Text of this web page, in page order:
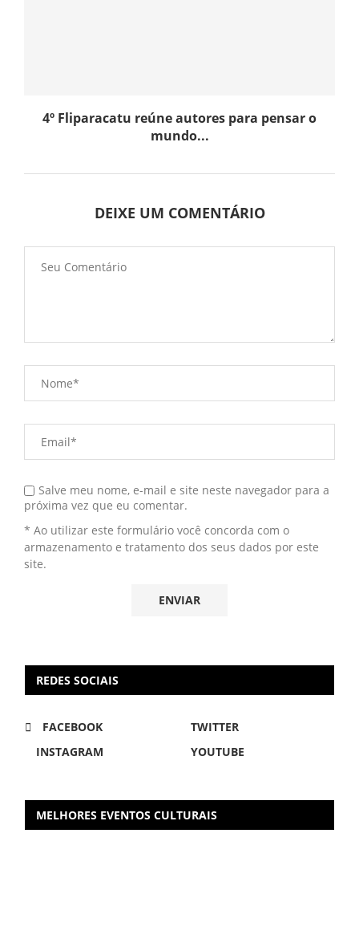
4º Fliparacatu reúne autores para pensar o
mundo...
DEIXE UM COMENTÁRIO
Salve meu nome, e-mail e site neste navegador para a
próxima vez que eu comentar.
* Ao utilizar este formulário você concorda com o
armazenamento e tratamento dos seus dados por este
site.
REDES SOCIAIS
FACEBOOK
TWITTER
INSTAGRAM
YOUTUBE
MELHORES EVENTOS CULTURAIS